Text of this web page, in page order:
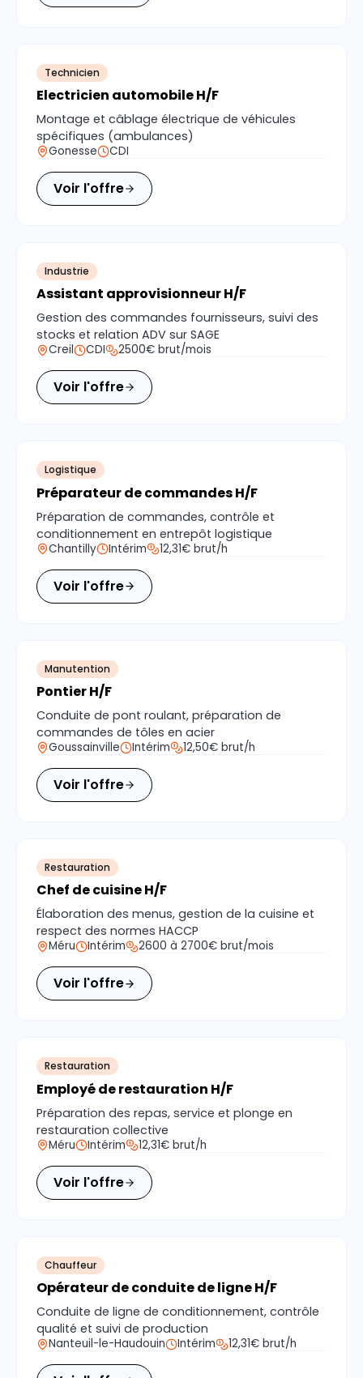
Technicien
Electricien automobile H/F
Montage et câblage électrique de véhicules
spécifiques (ambulances)
Gonesse CDI
Voir l'offre
Industrie
Assistant approvisionneur H/F
Gestion des commandes fournisseurs, suivi des
stocks et relation ADV sur SAGE
Creil CDI 2500€ brut/mois
Voir l'offre
Logistique
Préparateur de commandes H/F
Préparation de commandes, contrôle et
conditionnement en entrepôt logistique
Chantilly Intérim 12,31€ brut/h
Voir l'offre
Manutention
Pontier H/F
Conduite de pont roulant, préparation de
commandes de tôles en acier
Goussainville Intérim 12,50€ brut/h
Voir l'offre
Restauration
Chef de cuisine H/F
Élaboration des menus, gestion de la cuisine et
respect des normes HACCP
Méru Intérim 2600 à 2700€ brut/mois
Voir l'offre
Restauration
Employé de restauration H/F
Préparation des repas, service et plonge en
restauration collective
Méru Intérim 12,31€ brut/h
Voir l'offre
Chauffeur
Opérateur de conduite de ligne H/F
Conduite de ligne de conditionnement, contrôle
qualité et suivi de production
Nanteuil-le-Haudouin Intérim 12,31€ brut/h